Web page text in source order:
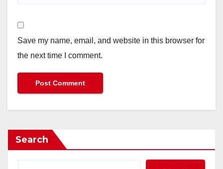
Save my name, email, and website in this browser for
the next time I comment.
Search